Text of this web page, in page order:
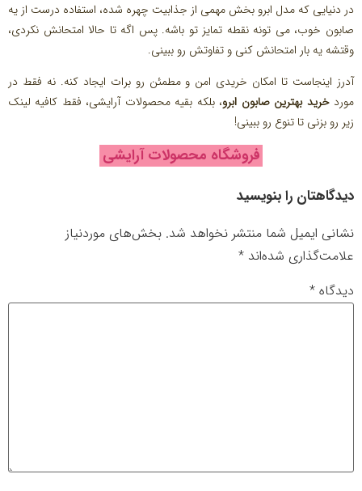
در دنیایی که مدل ابرو بخش مهمی از جذابیت چهره شده، استفاده درست از یه
صابون خوب، می‌ تونه نقطه تمایز تو باشه. پس اگه تا حالا امتحانش نکردی،
وقتشه یه بار امتحانش کنی و تفاوتش رو ببینی.
آدرز اینجاست تا امکان خریدی امن و مطمئن رو برات ایجاد کنه. نه فقط در
موردخرید بهترین صابون ابرو، بلکه بقیه محصولات آرایشی، فقط کافیه لینک
زیر رو بزنی تا تنوع رو ببینی!
فروشگاه محصولات آرایشی
دیدگاهتان را بنویسید
نشانی ایمیل شما منتشر نخواهد شد. بخش‌های موردنیاز
علامت‌گذاری شده‌اند *
دیدگاه *